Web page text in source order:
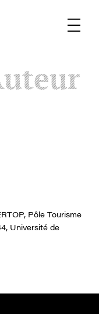
Menu
Pôle Tourisme
Université de